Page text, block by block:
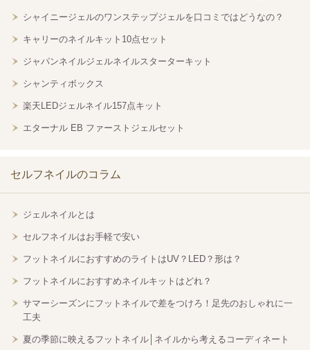
シャイニージェルのワンステップジェルを口コミではどうなの？
キャリーのネイルキット10点セット
ジャパンネイルジェルネイルスターターキット
シャンティボックス
楽天LEDジェルネイル157点キット
エターナル EB ファーストジェルセット
セルフネイルのコラム
ジェルネイルとは
セルフネイルはお手軽で安い
フットネイルにおすすめのライトはUV？LED？形は？
フットネイルにおすすめネイルキットはどれ？
サマーシーズンにフットネイルで差をつけろ！足先のおしゃれに一
工夫
夏の季節に映えるフットネイル│ネイルから考えるコーディネート